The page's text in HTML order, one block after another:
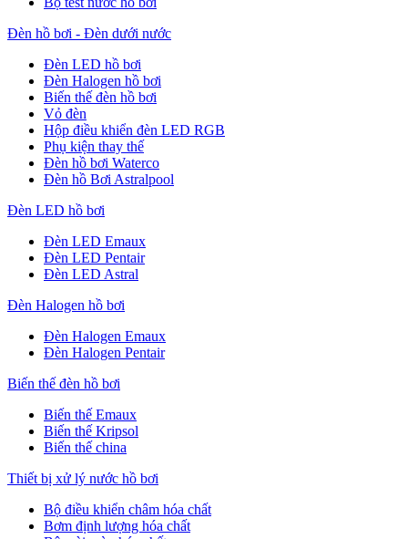
Đèn hồ bơi - Đèn dưới nước
Đèn LED hồ bơi
Đèn Halogen hồ bơi
Biến thế đèn hồ bơi
Vỏ đèn
Hộp điều khiển đèn LED RGB
Phụ kiện thay thế
Đèn hồ bơi Waterco
Đèn hồ Bơi Astralpool
Đèn LED hồ bơi
Đèn LED Emaux
Đèn LED Pentair
Đèn LED Astral
Đèn Halogen hồ bơi
Đèn Halogen Emaux
Đèn Halogen Pentair
Biến thế đèn hồ bơi
Biến thế Emaux
Biến thế Kripsol
Biến thế china
Thiết bị xử lý nước hồ bơi
Bộ điều khiển châm hóa chất
Bơm định lượng hóa chất